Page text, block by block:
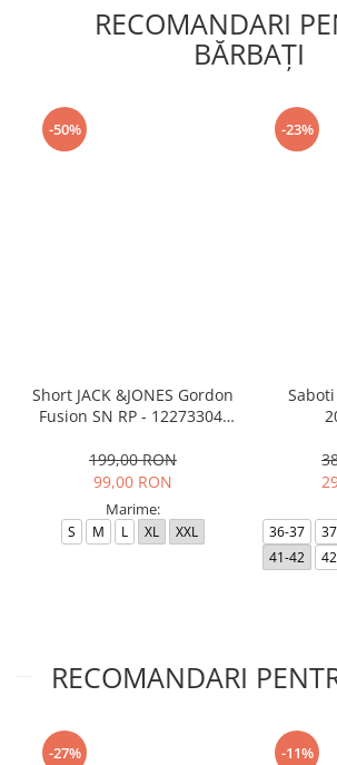
RECOMANDARI
BĂRBAŢI
-50%
Short JACK &JONES Gordon
Fusion SN RP - 12273304-
199,00 RON
99,00 RON
Marime:
S M L XL XXL
-23%
Saboti
36-37
41-42
RECOMANDARI
-27% -11%